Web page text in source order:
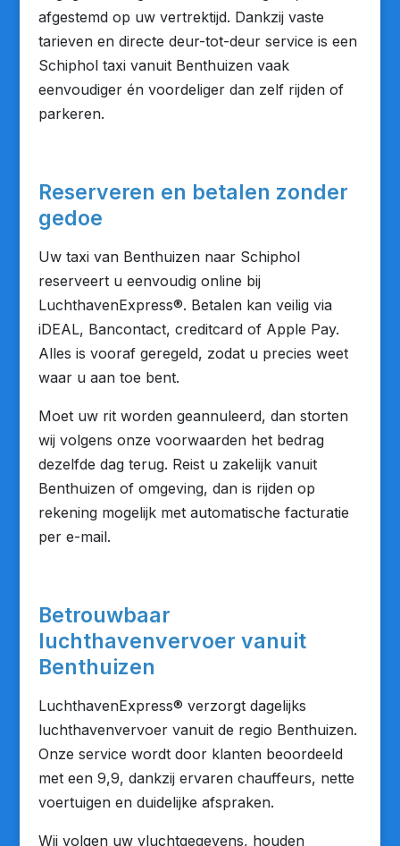
afgestemd op uw vertrektijd. Dankzij vaste
tarieven en directe deur-tot-deur service is een
Schiphol taxi vanuit Benthuizen vaak
eenvoudiger én voordeliger dan zelf rijden of
parkeren.
Reserveren en betalen zonder
gedoe
Uw taxi van Benthuizen naar Schiphol
reserveert u eenvoudig online bij
LuchthavenExpress®. Betalen kan veilig via
iDEAL, Bancontact, creditcard of Apple Pay.
Alles is vooraf geregeld, zodat u precies weet
waar u aan toe bent.
Moet uw rit worden geannuleerd, dan storten
wij volgens onze voorwaarden het bedrag
dezelfde dag terug. Reist u zakelijk vanuit
Benthuizen of omgeving, dan is rijden op
rekening mogelijk met automatische facturatie
per e-mail.
Betrouwbaar
luchthavenvervoer vanuit
Benthuizen
LuchthavenExpress® verzorgt dagelijks
luchthavenvervoer vanuit de regio Benthuizen.
Onze service wordt door klanten beoordeeld
met een 9,9, dankzij ervaren chauffeurs, nette
voertuigen en duidelijke afspraken.
Wij volgen uw vluchtgegevens, houden